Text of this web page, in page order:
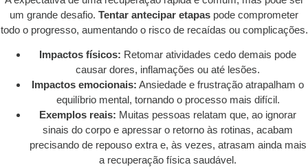
um grande desafio. Tentar antecipar etapas pode comprometer
todo o progresso, aumentando o risco de recaídas ou complicações.
Impactos físicos: Retomar atividades cedo demais pode
causar dores, inflamações ou até lesões.
Impactos emocionais: Ansiedade e frustração atrapalham o
equilíbrio mental, tornando o processo mais difícil.
Exemplos reais: Muitas pessoas relatam que, ao ignorar
sinais do corpo e apressar o retorno às rotinas, acabam
precisando de repouso extra e, às vezes, atrasam ainda mais
a recuperação física saudável.